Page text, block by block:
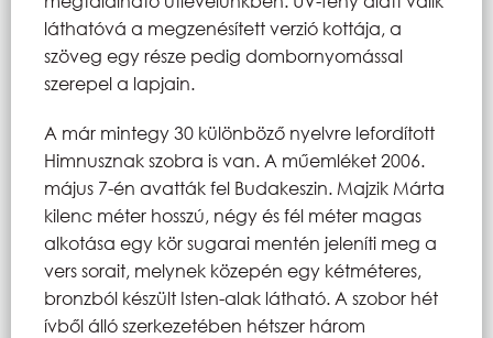
láthatóvá a megzenésített verzió kottája, a
szöveg egy része pedig dombornyomással
szerepel a lapjain.
A már mintegy 30 különböző nyelvre lefordított
Himnusznak szobra is van. A műemléket 2006.
május 7-én avatták fel Budakeszin. Majzik Márta
kilenc méter hosszú, négy és fél méter magas
alkotása egy kör sugarai mentén jeleníti meg a
vers sorait, melynek közepén egy kétméteres,
bronzból készült Isten-alak látható. A szobor hét
ívből álló szerkezetében hétszer három